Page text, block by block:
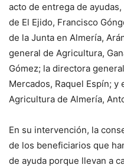
acto de entrega de
de El Ejido, Francisco
de la Junta en Almería,
general de Agricultura,
Gómez; la directora
Mercados, Raquel Espín;
Agricultura de Almería,
En su intervención, la
de los beneficiarios que
de ayuda porque llevan a